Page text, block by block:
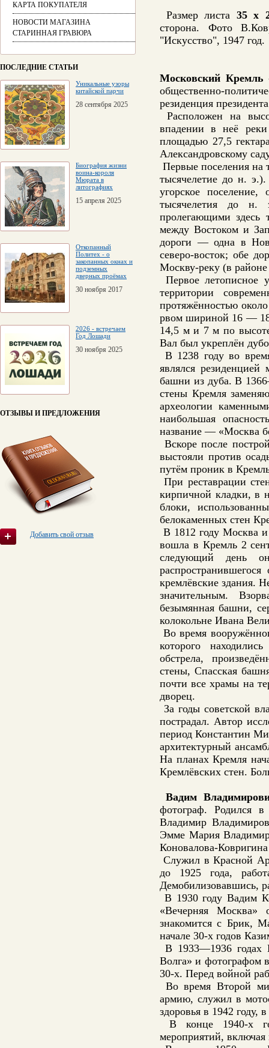
КАРТА ПОКУПАТЕЛЯ
НОВОСТИ МАГАЗИНА
СТАРИННАЯ ГРАВЮРА
ПОСЛЕДНИЕ СТАТЬИ
Уникальные узоры
китайской парчи
28 сентября 2025
Биография жизни
воина-короля
Мюрата в
литографиях
15 апреля 2025
Откопанный
Политех - о
закопанных окнах и
подземных
дверных проёмах
30 ноября 2017
2026 - встречаем
Год Лошади
30 ноября 2025
ОТЗЫВЫ И ПРЕДЛОЖЕНИЯ
Добавить свой отзыв
Размер листа 35 х
сторона. Фото
"Искусство", 1947 год.
Московский Кремль
общественно-
резиденция
Расположен на
впадении в неё
площадью 27,5
Александровскому
Первые поселения на
тысячелетие до н.
угорское
тысячелетия до н.
пролегающими здесь
между Востоком и
дороги — одна в
северо-восток; обе
Москву-реку (в
Первое летописное
территории
протяжённостью
рвом шириной 16 — 18
14,5 м и 7 м по
Вал был укреплён
В 1238 году во
являлся
башни из дуба. В
стены Кремля
археологии
наибольшая
название — «Москва
Вскоре после
выстояли против
путём проник в
При реставрации
кирпичной кладки, в
блоки,
белокаменных стен
В 1812 году Москва
вошла в Кремль 2
следующий день
кремлёвские здания.
значительным.
безымянная башни,
колокольне Ивана
Во время
которого
обстрела,
стены, Спасская
почти все храмы на
дворец.
За годы советской
пострадал. Автор
период Константин
архитектурный
На планах Кремля
Кремлёвских стен.
Вадим
фотограф. Родился
Владимир
Эмме Мария
Коновалова-
Служил в Красной
до 1925 года,
Демобилизовавшись,
В 1930 году Вадим
«Вечерняя Москва»
знакомится с Брик,
начале 30-х годов
В 1933—1936 годах
Волга» и фотографом
30-х. Перед войной
Во время Второй
армию, служил в
здоровья в 1942 году,
В конце 1940-х
мероприятий,